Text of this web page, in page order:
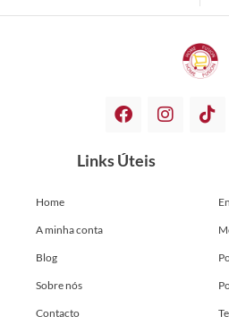
Links Úteis
Home
A minha conta
Blog
Sobre nós
Contacto